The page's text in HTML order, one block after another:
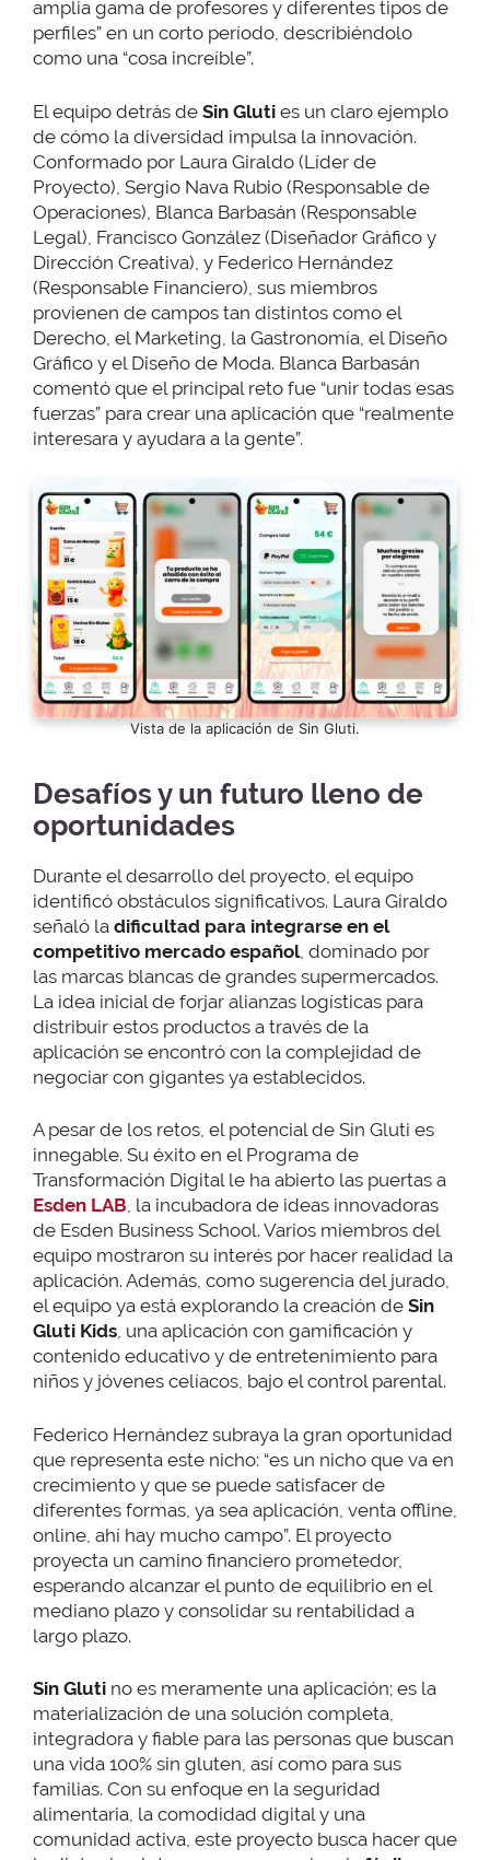
amplia gama de profesores y diferentes tipos de
perfiles” en un corto período, describiéndolo
como una “cosa increíble”.
El equipo detrás de Sin Gluti es un claro ejemplo
de cómo la diversidad impulsa la innovación.
Conformado por Laura Giraldo (Líder de
Proyecto), Sergio Nava Rubio (Responsable de
Operaciones), Blanca Barbasán (Responsable
Legal), Francisco González (Diseñador Gráfico y
Dirección Creativa), y Federico Hernández
(Responsable Financiero), sus miembros
provienen de campos tan distintos como el
Derecho, el Marketing, la Gastronomía, el Diseño
Gráfico y el Diseño de Moda. Blanca Barbasán
comentó que el principal reto fue “unir todas esas
fuerzas” para crear una aplicación que “realmente
interesara y ayudara a la gente”.
Vista de la aplicación de Sin Gluti.
Desafíos y un futuro lleno de
oportunidades
Durante el desarrollo del proyecto, el equipo
identificó obstáculos significativos. Laura Giraldo
señaló la dificultad para integrarse en el
competitivo mercado español, dominado por
las marcas blancas de grandes supermercados.
La idea inicial de forjar alianzas logísticas para
distribuir estos productos a través de la
aplicación se encontró con la complejidad de
negociar con gigantes ya establecidos.
A pesar de los retos, el potencial de Sin Gluti es
innegable. Su éxito en el Programa de
Transformación Digital le ha abierto las puertas a
Esden LAB, la incubadora de ideas innovadoras
de Esden Business School. Varios miembros del
equipo mostraron su interés por hacer realidad la
aplicación. Además, como sugerencia del jurado,
el equipo ya está explorando la creación de Sin
Gluti Kids, una aplicación con gamificación y
contenido educativo y de entretenimiento para
niños y jóvenes celíacos, bajo el control parental.
Federico Hernández subraya la gran oportunidad
que representa este nicho: “es un nicho que va en
crecimiento y que se puede satisfacer de
diferentes formas, ya sea aplicación, venta offline,
online, ahí hay mucho campo”. El proyecto
proyecta un camino financiero prometedor,
esperando alcanzar el punto de equilibrio en el
mediano plazo y consolidar su rentabilidad a
largo plazo.
Sin Gluti no es meramente una aplicación; es la
materialización de una solución completa,
integradora y fiable para las personas que buscan
una vida 100% sin gluten, así como para sus
familias. Con su enfoque en la seguridad
alimentaria, la comodidad digital y una
comunidad activa, este proyecto busca hacer que